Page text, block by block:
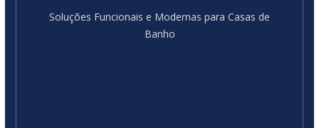
Soluções Funcionais e Modernas para Casas de
Banho